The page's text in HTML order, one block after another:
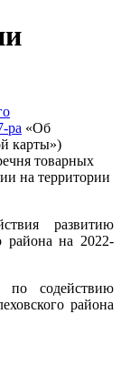
ра «Об
карты»)
товарных
на территории
развитию
района на 2022-
по содействию
района